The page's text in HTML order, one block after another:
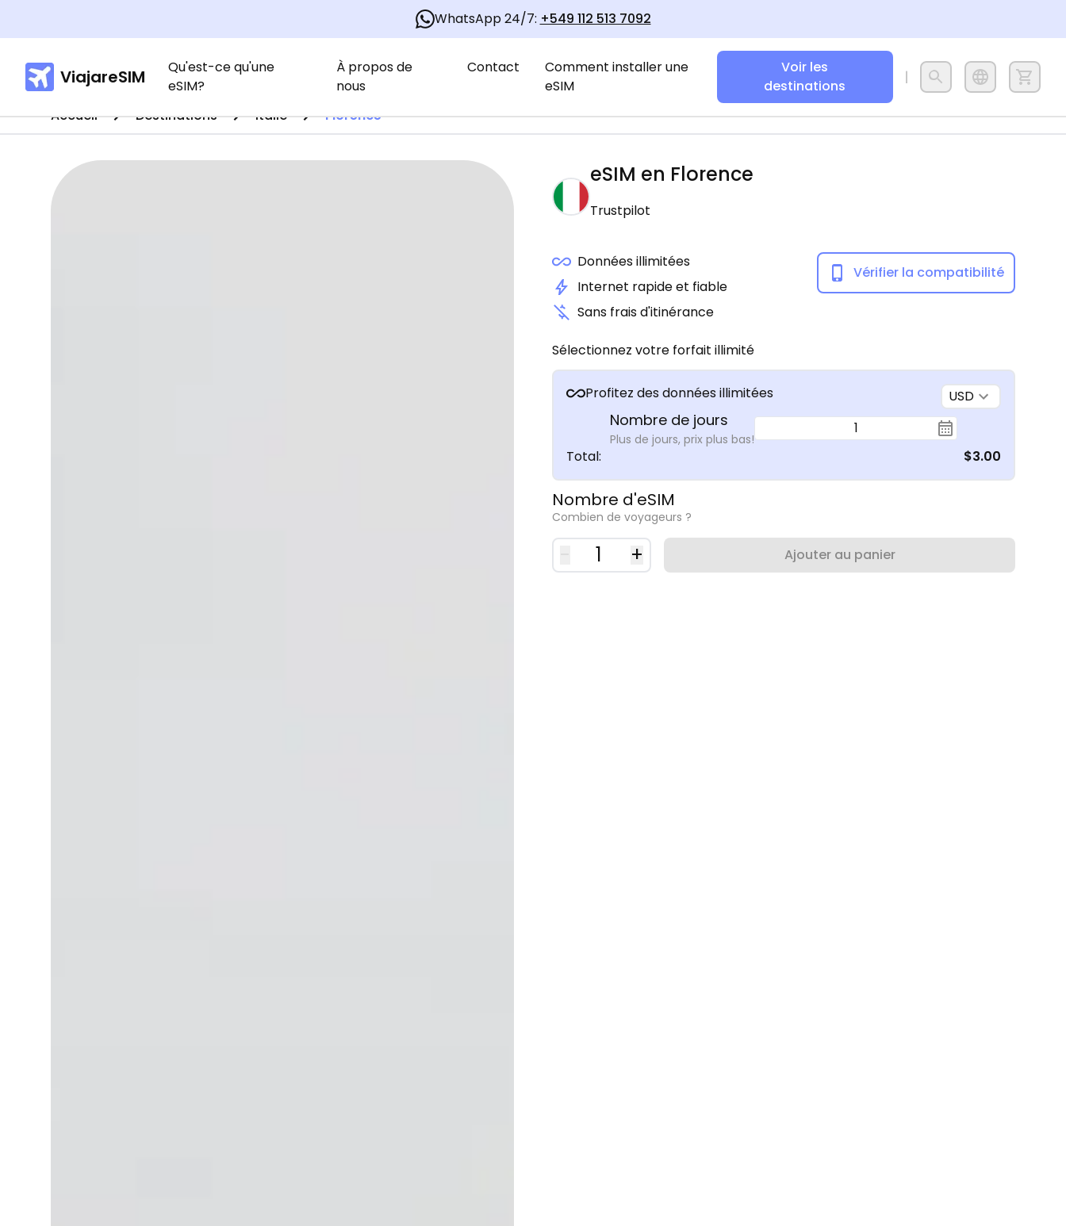
WhatsApp 24/7: +549 112 513 7092
ViajareSIM
Qu'est-ce qu'une
eSIM?
À propos de
nous
Contact
Comment installer une
eSIM
Voir les
destinations
Accueil
Destinations Italie Florence
eSIM en Florence
Trustpilot
Données illimitées
Internet rapide et fiable
Sans frais d'itinérance
Vérifier la compatibilité
Sélectionnez votre forfait illimité
Profitez des données illimitées USD
Nombre de jours
Plus de jours, prix plus bas!
1
Total: $3.00
Nombre d'eSIM
Combien de voyageurs ?
- 1 + Ajouter au panier